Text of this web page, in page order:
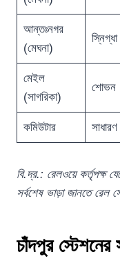
আন্তঃনগর
(মেঘনা)
মেইল
(সাগরিকা)
শোভন
কমিউটার সাধারণ
বি.দ্র.: রেলওয়ে কর্তৃপক্ষ
সর্বশেষ ভাড়া জানতে রেল
চাঁদপুর স্টেশনের